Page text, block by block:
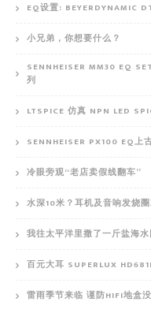
EQ设置: BEYERDYNAMIC
小兄弟，你想要什么？
SENNHEISER MM30 EQ
列
LTSPICE 仿真 NPN LED
SENNHEISER PX100 EQ上
冷眼旁观“老店卖假线翻车”
水深10米？耳机及音响发烧
我往太平洋里撒了一斤盐海
百元大耳 SUPERLUX
雷雨季节来临 谨防HIFI地盒